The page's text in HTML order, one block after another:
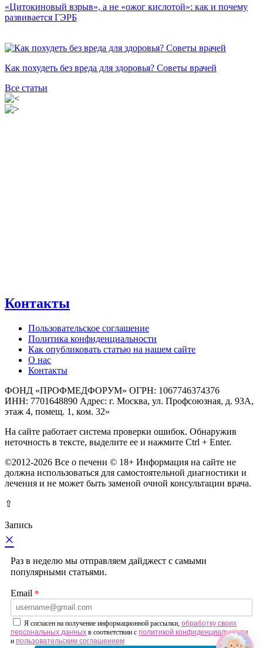
«Цитокиновый взрыв», а не «ожог кислотой»: как и почему
развивается ГЭРБ
Как похудеть без вреда для здоровья? Советы врачей
Все статьи
Контакты
Пользовательское соглашение
Политика конфиденциальности
Как опубликовать статью на нашем сайте
О нас
Контакты
ФОНД «ПРОФМЕДФОРУМ» ОГРН: 1067746374376
ИНН: 7701648890 Адрес: г. Москва, ул. Профсоюзная, д. 93А,
этаж 4, помещ. 1, ком. 32»
На сайте работает система проверки ошибок. Обнаружив
неточность в тексте, выделите ее и нажмите Ctrl + Enter.
©2012-2026 Все о печени © 18+ Информация на сайте не
должна использоваться для самостоятельной диагностики и
лечения и не может быть заменой очной консультации врача.
⇧
Запись
×
Раз в неделю мы отправляем дайджест с самыми
популярными статьями.
Email *
Я согласен на получение информационной рассылки, обработку своих
персональных данных в соответствии с политикой конфиденциальности
и пользовательским соглашением